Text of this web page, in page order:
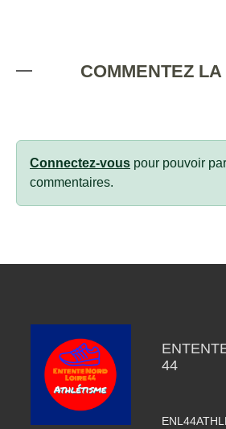
COMMENTEZ LA
Connectez-vous pour pouvoir
commentaires.
44